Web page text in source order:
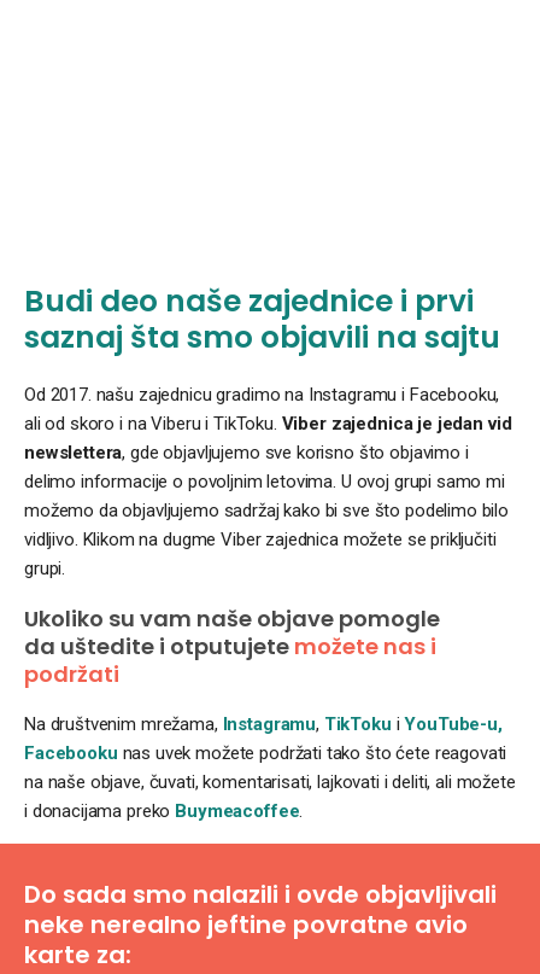
Budi deo naše zajednice i prvi
saznaj šta smo objavili na sajtu
Od 2017. našu zajednicu gradimo na Instagramu i Facebooku,
ali od skoro i na Viberu i TikToku. Viber zajednica je jedan vid
newslettera, gde objavljujemo sve korisno što objavimo i
delimo informacije o povoljnim letovima. U ovoj grupi samo mi
možemo da objavljujemo sadržaj kako bi sve što podelimo bilo
vidljivo. Klikom na dugme Viber zajednica možete se priključiti
grupi.
Ukoliko su vam naše objave pomogle
da uštedite i otputujete možete nas i
podržati
Na društvenim mrežama, Instagramu, TikToku iYouTube-u,
Facebooku nas uvek možete podržati tako što ćete reagovati
na naše objave, čuvati, komentarisati, lajkovati i deliti, ali možete
i donacijama preko Buymeacoffee.
Do sada smo nalazili i ovde objavljivali
neke nerealno jeftine povratne avio
karte za: